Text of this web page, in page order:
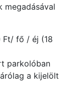
megadásával
Ft/ fő / éj (18
parkolóban
a kijelölt